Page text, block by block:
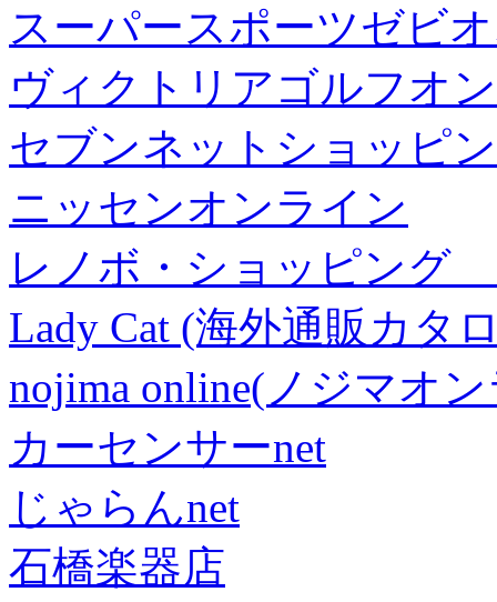
スーパースポーツゼビ
ヴィクトリアゴルフオ
セブンネットショッピ
ニッセンオンライン
レノボ・ショッピング
Lady Cat (海外通販カタ
nojima online(ノジマオ
カーセンサーnet
じゃらんnet
石橋楽器店